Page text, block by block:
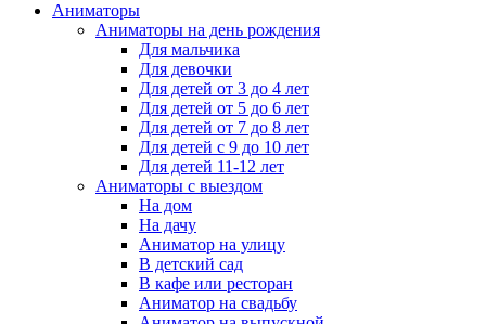
Аниматоры
Аниматоры на день рождения
Для мальчика
Для девочки
Для детей от 3 до 4 лет
Для детей от 5 до 6 лет
Для детей от 7 до 8 лет
Для детей с 9 до 10 лет
Для детей 11-12 лет
Аниматоры с выездом
На дом
На дачу
Аниматор на улицу
В детский сад
В кафе или ресторан
Аниматор на свадьбу